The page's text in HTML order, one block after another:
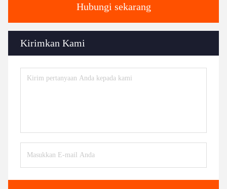
Hubungi sekarang
Kirimkan Kami